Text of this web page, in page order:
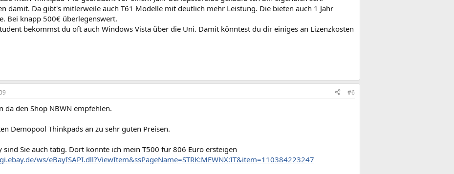
damit. Da gibt's mitlerweile auch T61 Modelle mit deutlich mehr Leistung. Die bieten auch 1 Jahr
Bei knapp 500€ überlegenswert.
bekommst du oft auch Windows Vista über die Uni. Damit könntest du dir einiges an Lizenzkosten
#6
da den Shop NBWN empfehlen.
Demopool Thinkpads an zu sehr guten Preisen.
sind Sie auch tätig. Dort konnte ich mein T500 für 806 Euro ersteigen
ws/eBayISAPI.dll?ViewItem&ssPageName=STRK:MEWNX:IT&item=110384223247